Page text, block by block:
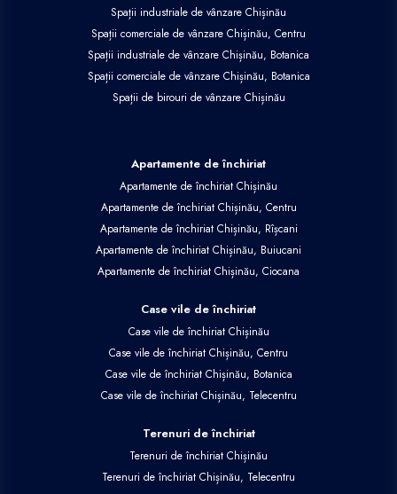
Spații industriale de vânzare Chișinău
Spații comerciale de vânzare Chișinău, Centru
Spații industriale de vânzare Chișinău, Botanica
Spații comerciale de vânzare Chișinău, Botanica
Spații de birouri de vânzare Chișinău
Apartamente de închiriat
Apartamente de închiriat Chișinău
Apartamente de închiriat Chișinău, Centru
Apartamente de închiriat Chișinău, Rîșcani
Apartamente de închiriat Chișinău, Buiucani
Apartamente de închiriat Chișinău, Ciocana
Case vile de închiriat
Case vile de închiriat Chișinău
Case vile de închiriat Chișinău, Centru
Case vile de închiriat Chișinău, Botanica
Case vile de închiriat Chișinău, Telecentru
Terenuri de închiriat
Terenuri de închiriat Chișinău
Terenuri de închiriat Chișinău, Telecentru